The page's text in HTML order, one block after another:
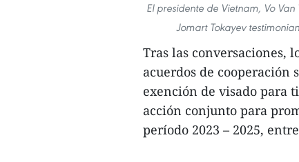
El presidente de Vietnam, Vo
Jomart Tokayev
Tras las conversaciones,
acuerdos de cooperación
exención de visado para
acción conjunto para
período 2023 – 2025,